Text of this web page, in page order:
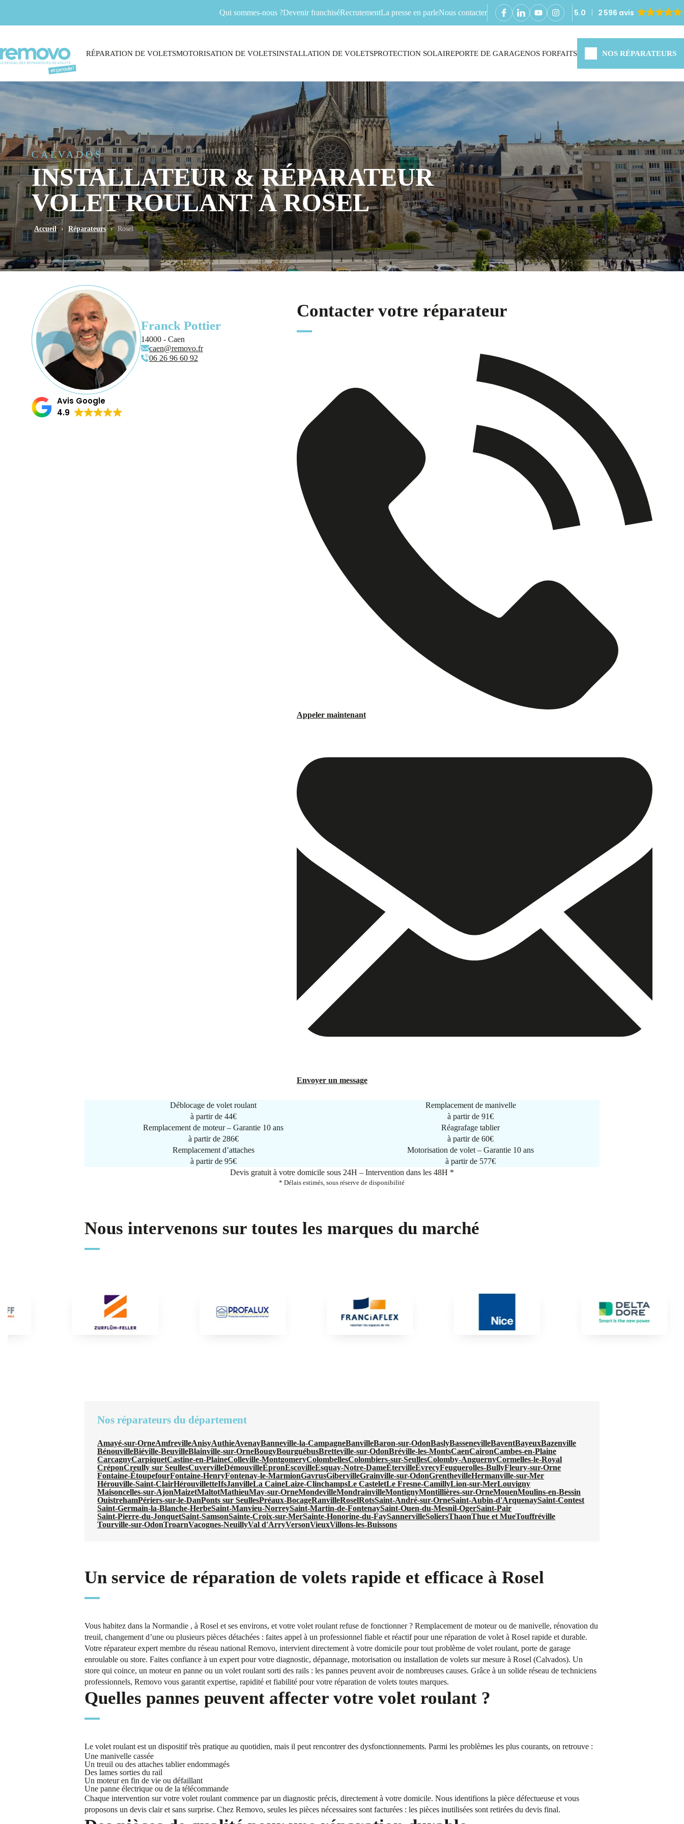
Qui sommes-nous ?Devenir franchiséRecrutementLa presse en parleNous contacter 5.0 2 596 avis
RÉPARATION DE VOLETSMOTORISATION DE VOLETSINSTALLATION DE VOLETSPROTECTION SOLAIREPORTE DE GARAGENOS FORFAITS NOS RÉPARATEURS
CALVADOS
INSTALLATEUR & RÉPARATEUR
VOLET ROULANT À ROSEL
Accueil › Réparateurs › Rosel
Franck Pottier
14000 - Caen
caen@removo.fr
06 26 96 60 92
Avis Google
4.9
Contacter votre réparateur
Appeler maintenant
Envoyer un message
Déblocage de volet roulant
à partir de 44€
Remplacement de manivelle
à partir de91€
Remplacement de moteur – Garantie 10 ans
à partir de 286€
Réagrafage tablier
à partir de60€
Remplacement d’attaches
à partir de 95€
Motorisation de volet – Garantie 10 ans
à partir de 577€
Devis gratuit à votre domicile sous 24H – Intervention dans les 48H *
* Délais estimés, sous réserve de disponibilité
Nous intervenons sur toutes les marques du marché
Nos réparateurs du département
Amayé-sur-OrneAmfrevilleAnisyAuthieAvenayBanneville-la-CampagneBanvilleBaron-sur-OdonBaslyBassenevilleBaventBayeuxBazenville
BénouvilleBiéville-BeuvilleBlainville-sur-OrneBougyBourguébusBretteville-sur-OdonBréville-les-MontsCaenCaironCambes-en-Plaine
CarcagnyCarpiquetCastine-en-PlaineColleville-MontgomeryColombellesColombiers-sur-SeullesColomby-AnguernyCormelles-le-Royal
CréponCreully sur SeullesCuvervilleDémouvilleÉpronEscovilleEsquay-Notre-DameÉtervilleÉvrecyFeuguerolles-BullyFleury-sur-Orne
Fontaine-ÉtoupefourFontaine-HenryFontenay-le-MarmionGavrusGibervilleGrainville-sur-OdonGrenthevilleHermanville-sur-Mer
Hérouville-Saint-ClairHérouvilletteIfsJanvilleLa CaineLaize-ClinchampsLe CasteletLe Fresne-CamillyLion-sur-MerLouvigny
Maisoncelles-sur-AjonMaizetMaltotMathieuMay-sur-OrneMondevilleMondrainvilleMontignyMontillières-sur-OrneMouenMoulins-en-Bessin
OuistrehamPériers-sur-le-DanPonts sur SeullesPréaux-BocageRanvilleRoselRotsSaint-André-sur-OrneSaint-Aubin-d'ArquenaySaint-Contest
Saint-Germain-la-Blanche-HerbeSaint-Manvieu-NorreySaint-Martin-de-FontenaySaint-Ouen-du-Mesnil-OgerSaint-Pair
Saint-Pierre-du-JonquetSaint-SamsonSainte-Croix-sur-MerSainte-Honorine-du-FaySannervilleSoliersThaonThue et MueTouffréville
Tourville-sur-OdonTroarnVacognes-NeuillyVal d'ArryVersonVieuxVillons-les-Buissons
Un service de réparation de volets rapide et efficace à Rosel
Vous habitez dans la Normandie , à Rosel et ses environs, et votre volet roulant refuse de fonctionner ? Remplacement de moteur ou de manivelle, rénovation du
treuil, changement d’une ou plusieurs pièces détachées : faites appel à un professionnel fiable et réactif pour une réparation de volet à Rosel rapide et durable.
Votre réparateur expert membre du réseau national Removo, intervient directement à votre domicile pour tout problème de volet roulant, porte de garage
enroulable ou store. Faites confiance à un expert pour votre diagnostic, dépannage, motorisation ou installation de volets sur mesure à Rosel (Calvados). Un
store qui coince, un moteur en panne ou un volet roulant sorti des rails : les pannes peuvent avoir de nombreuses causes. Grâce à un solide réseau de techniciens
professionnels, Removo vous garantit expertise, rapidité et fiabilité pour votre réparation de volets toutes marques.
Quelles pannes peuvent affecter votre volet roulant ?
Le volet roulant est un dispositif très pratique au quotidien, mais il peut rencontrer des dysfonctionnements. Parmi les problèmes les plus courants, on retrouve :
Une manivelle cassée
Un treuil ou des attaches tablier endommagés
Des lames sorties du rail
Un moteur en fin de vie ou défaillant
Une panne électrique ou de la télécommande
Chaque intervention sur votre volet roulant commence par un diagnostic précis, directement à votre domicile. Nous identifions la pièce défectueuse et vous
proposons un devis clair et sans surprise. Chez Removo, seules les pièces nécessaires sont facturées : les pièces inutilisées sont retirées du devis final.